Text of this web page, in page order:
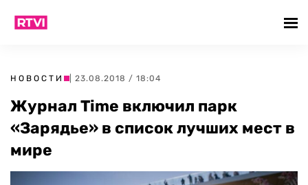
НОВОСТИ | 23.08.2018 / 18:04
Журнал Time включил парк
«Зарядье» в список лучших мест в
мире